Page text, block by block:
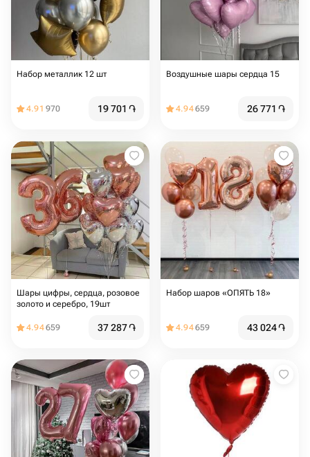
Набор металлик 12 шт
4.91 970 19 701 ֏
Воздушные шары сердца 15
4.94659 26 771 ֏
Шары цифры, сердца, розовое
золото и серебро, 19шт
4.94659 37 287֏
Набор шаров «ОПЯТЬ 18»
4.94659 43 024֏